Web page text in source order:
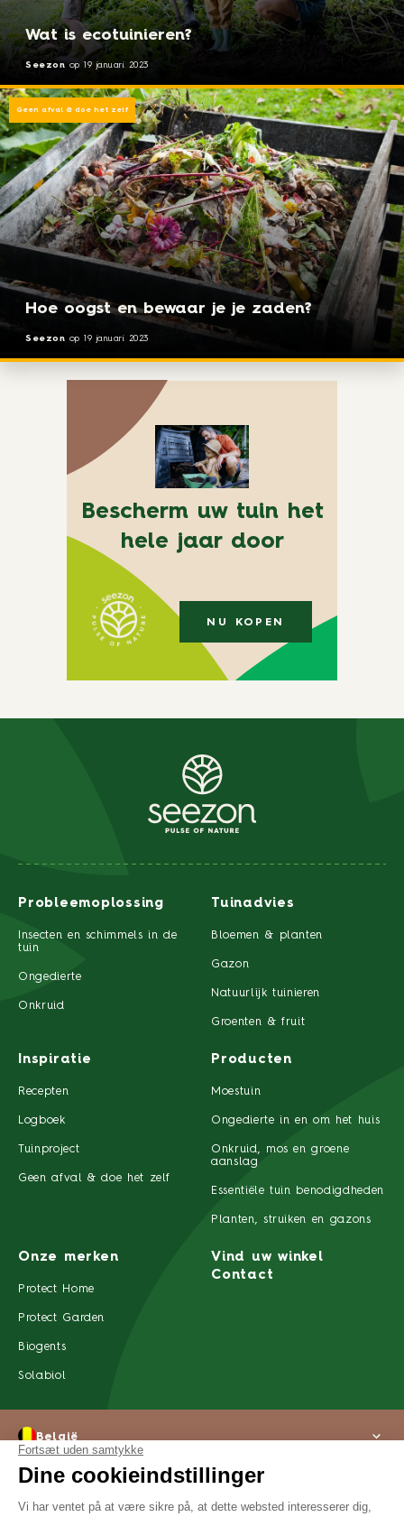
Wat is ecotuinieren?
Seezon op 19 januari 2023
Hoe oogst en bewaar je je zaden?
Seezon op 19 januari 2023
Geen afval & doe het zelf
Bescherm uw tuin het
hele jaar door
NU KOPEN
Probleemoplossing
Insecten en schimmels in de
tuin
Ongedierte
Onkruid
Tuinadvies
Bloemen & planten
Gazon
Natuurlijk tuinieren
Groenten & fruit
Inspiratie
Recepten
Logboek
Tuinproject
Geen afval & doe het zelf
Producten
Moestuin
Ongedierte in en om het huis
Onkruid, mos en groene
aanslag
Essentiële tuin benodigdheden
Planten, struiken en gazons
Onze merken
Protect Home
Protect Garden
Biogents
Solabiol
Vind uw winkel
Contact
België